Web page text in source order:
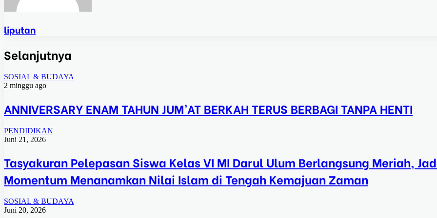
liputan
Selanjutnya
SOSIAL & BUDAYA
2 minggu ago
ANNIVERSARY ENAM TAHUN JUM’AT BERKAH TERUS BERBAGI TANPA HENTI
PENDIDIKAN
Juni 21, 2026
Tasyakuran Pelepasan Siswa Kelas VI MI Darul Ulum Berlangsung Meriah,
Momentum Menanamkan Nilai Islam di Tengah Kemajuan Zaman
SOSIAL & BUDAYA
Juni 20, 2026